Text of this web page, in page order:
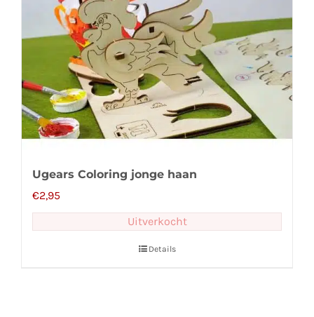
Ugears Coloring jonge haan
€2,95
Uitverkocht
Details